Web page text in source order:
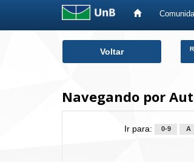
Voltar
Navegando por
Ir para: 0-9 A